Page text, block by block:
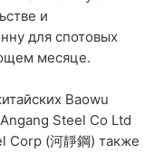
и
для спотовых
месяце.
Baowu
Steel Co Ltd
Corp (河靜鋼) также